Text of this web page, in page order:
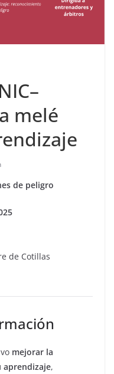
melé
de peligro
de Cotillas
mejorar la
aprendizaje,